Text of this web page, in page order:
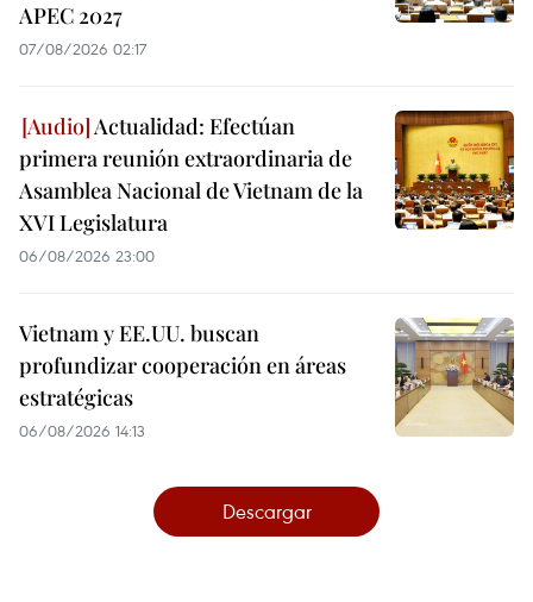
APEC 2027
07/08/2026 02:17
Actualidad: Efectúan
primera reunión extraordinaria de
Asamblea Nacional de Vietnam de la
XVI Legislatura
06/08/2026 23:00
Vietnam y EE.UU. buscan
profundizar cooperación en áreas
estratégicas
06/08/2026 14:13
Descargar